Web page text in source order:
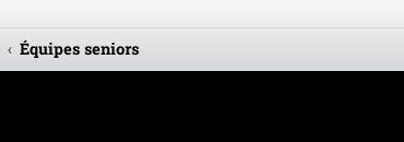
Équipes seniors